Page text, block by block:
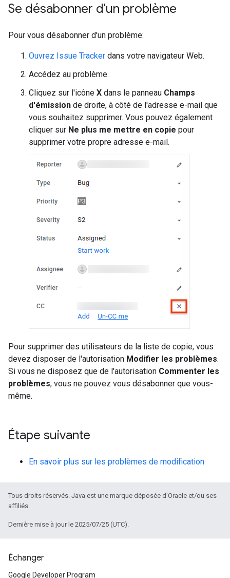
Se désabonner d'un problème
Pour vous désabonner d'un problème:
Ouvrez Issue Tracker dans votre navigateur Web.
Accédez au problème.
Cliquez sur l'icône X dans le panneau Champs
d'émission de droite, à côté de l'adresse e-mail que
vous souhaitez supprimer. Vous pouvez également
cliquer sur Ne plus me mettre en copie pour
supprimer votre propre adresse e-mail.
Pour supprimer des utilisateurs de la liste de copie, vous
devez disposer de l'autorisation Modifier les problèmes.
Si vous ne disposez que de l'autorisation Commenter les
problèmes, vous ne pouvez vous désabonner que vous-
même.
Étape suivante
En savoir plus sur les problèmes de modification
Tous droits réservés. Java est une marque déposée d'Oracle et/ou ses
affiliés.
Dernière mise à jour le 2025/07/25 (UTC).
Échanger
Google Developer Program